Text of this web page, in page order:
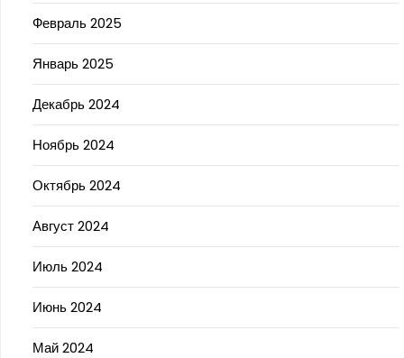
Февраль 2025
Январь 2025
Декабрь 2024
Ноябрь 2024
Октябрь 2024
Август 2024
Июль 2024
Июнь 2024
Май 2024